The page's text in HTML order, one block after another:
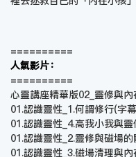
==========
人氣影片：
==========
心靈講座精華版02_靈修與
01.認識靈性_1.何謂修行(字
01.認識靈性_4.高我小我與
01.認識靈性_2.靈修與磁場
01.認識靈性_3.磁場清理與